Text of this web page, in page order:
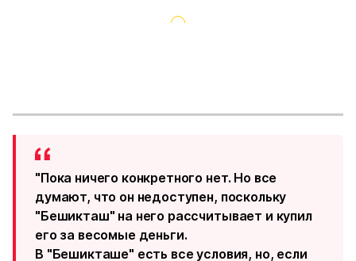
"Пока ничего конкретного нет. Но все
думают, что он недоступен, поскольку
"Бешикташ" на него рассчитывает и купил
его за весомые деньги.
В "Бешикташе" есть все условия, но, если